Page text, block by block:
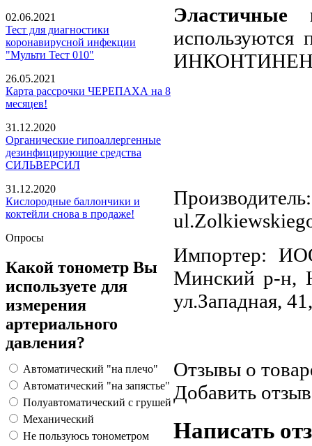
02.06.2021
Тест для диагностики
коронавирусной инфекции
"Мульти Тест 010"
26.05.2021
Карта рассрочки ЧЕРЕПАХА на 8
месяцев!
31.12.2020
Органические гипоаллергенные
дезинфицирующие средства
СИЛЬВЕРСИЛ
31.12.2020
Кислородные баллончики и
коктейли снова в продаже!
Опросы
Какой тонометр Вы
используете для
измерения
артериального
давления?
Автоматический "на плечо"
Автоматический "на запястье"
Полуавтоматический с грушей
Механический
Не пользуюсь тонометром
Импортер:
Минский р-н,
ул.Западная,
Отзывы о
Добавить отзыв
Написать